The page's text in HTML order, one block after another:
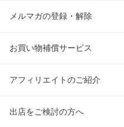
メルマガの登録・解除
お買い物補償サービス
アフィリエイトのご紹介
出店をご検討の方へ